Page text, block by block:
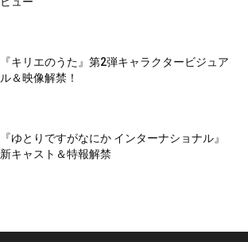
『キリエのうた』第2弾キャラクタービジュア
ル＆映像解禁！
『ゆとりですがなにか インターナショナル』
新キャスト＆特報解禁